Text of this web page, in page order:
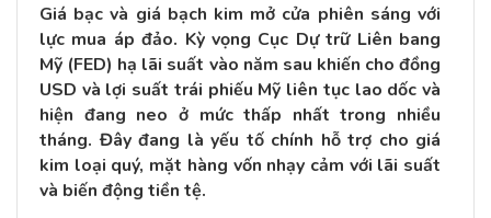
Giá bạc và giá bạch kim mở cửa phiên sáng với
lực mua áp đảo. Kỳ vọng Cục Dự trữ Liên bang
Mỹ (FED) hạ lãi suất vào năm sau khiến cho đồng
USD và lợi suất trái phiếu Mỹ liên tục lao dốc và
hiện đang neo ở mức thấp nhất trong nhiều
tháng. Đây đang là yếu tố chính hỗ trợ cho giá
kim loại quý, mặt hàng vốn nhạy cảm với lãi suất
và biến động tiền tệ.